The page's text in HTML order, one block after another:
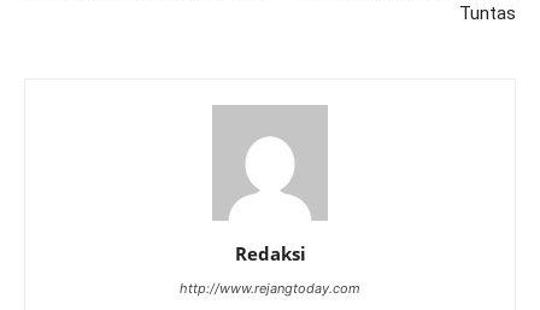
Tuntas
Redaksi
http://www.rejangtoday.com